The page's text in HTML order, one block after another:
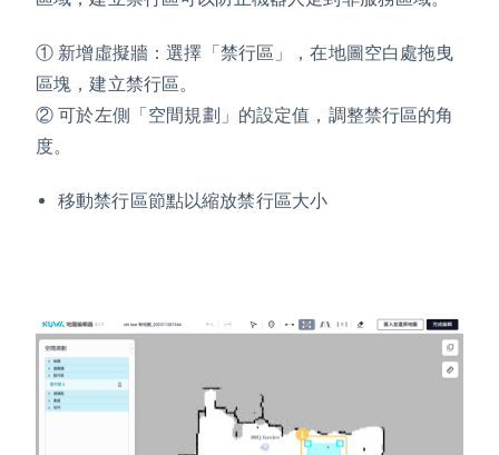
① 新增虛擬牆：選擇「禁行區」，在地圖空白處拖曳
區塊，建立禁行區。
② 可於左側「空間規劃」的設定值，調整禁行區的角
度。
移動禁行區節點以縮放禁行區大小